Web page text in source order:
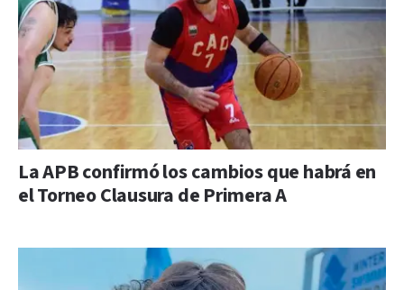
La APB confirmó los cambios que habrá en
el Torneo Clausura de Primera A